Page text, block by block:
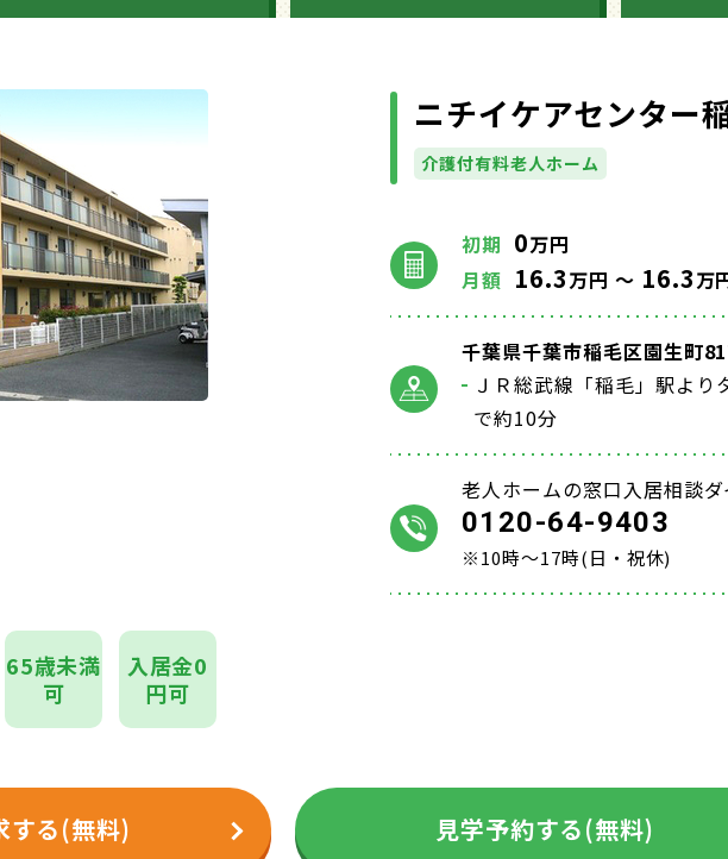
ニチイケアセンター
介護付有料老人ホーム
初期 0万円
月額 16.3万円 ～ 16.3万
千葉県千葉市稲毛区園生町
ＪＲ総武線「稲毛」駅より
で約10分
老人ホームの窓口入居相談ダ
0120-64-9403
※10時～17時(日・祝休)
65歳未満
可
入居金0
円可
する(無料) 見学予約する(無料)